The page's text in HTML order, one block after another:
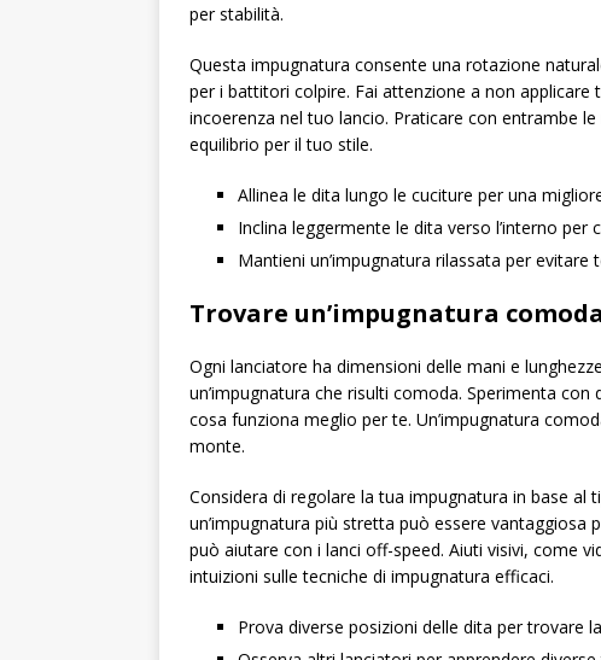
per stabilità.
Questa impugnatura consente una rotazione
per i battitori colpire. Fai attenzione a non
incoerenza nel tuo lancio. Praticare con entrambe
equilibrio per il tuo stile.
Allinea le dita lungo le cuciture per una
Inclina leggermente le dita verso l’interno per
Mantieni un’impugnatura rilassata per evitare
Trovare un’impugnatura
Ogni lanciatore ha dimensioni delle mani e
un’impugnatura che risulti comoda. Sperimenta
cosa funziona meglio per te. Un’impugnatura
monte.
Considera di regolare la tua impugnatura in base al
un’impugnatura più stretta può essere vantaggiosa
può aiutare con i lanci off-speed. Aiuti visivi, come
intuizioni sulle tecniche di impugnatura efficaci.
Prova diverse posizioni delle dita per trovare